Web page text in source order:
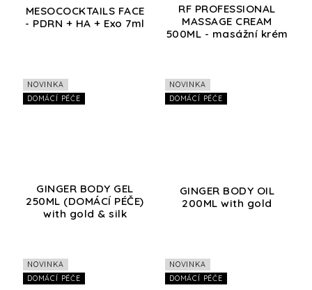
MESOCOCKTAILS FACE
- PDRN + HA + Exo 7ml
RF PROFESSIONAL
MASSAGE CREAM
500ML - masážní krém
NOVINKA
DOMÁCÍ PÉČE
GINGER BODY GEL
250ML (DOMÁCÍ PÉČE)
with gold & silk
NOVINKA
DOMÁCÍ PÉČE
GINGER BODY OIL
200ML with gold
NOVINKA
DOMÁCÍ PÉČE
NOVINKA
DOMÁCÍ PÉČE